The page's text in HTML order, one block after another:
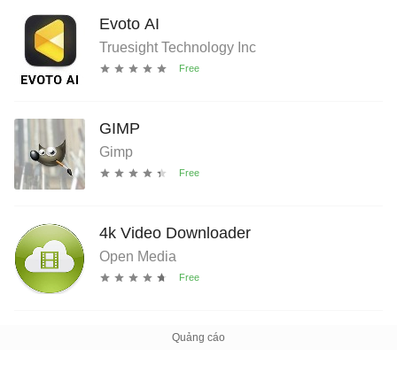
Evoto AI
Truesight Technology Inc
GIMP
Gimp
4k Video Downloader
Open Media